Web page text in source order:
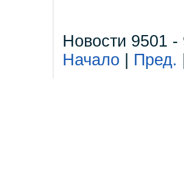
Новости 9501 -
Начало
Пред.